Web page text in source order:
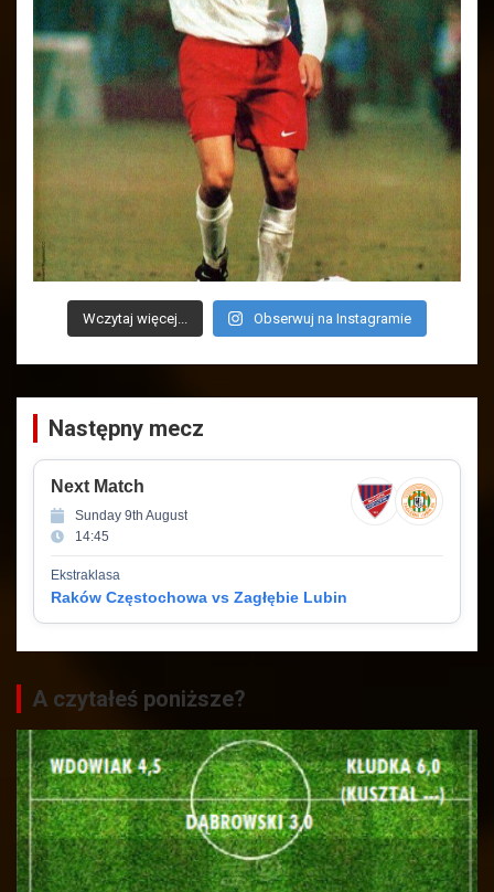
Wczytaj więcej... Obserwuj na Instagramie
Następny mecz
Next Match
Sunday 9th August
14:45
Ekstraklasa
Raków Częstochowa vs Zagłębie Lubin
A czytałeś poniższe?